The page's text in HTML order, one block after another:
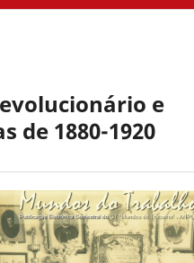
e
de 1880-1920